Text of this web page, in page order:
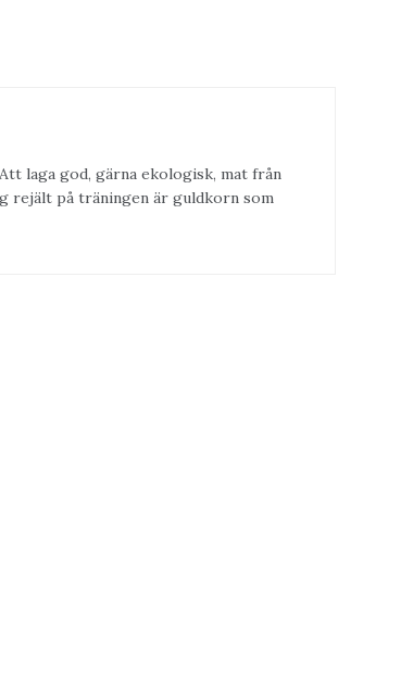
laga god, gärna ekologisk, mat från
rejält på träningen är guldkorn som